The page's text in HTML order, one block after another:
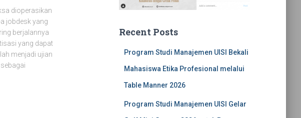
dioperasikan
jobdesk yang
berjalannya
yang dapat
menjadi ujian
Recent Posts
Program Studi Manajemen UISI Bekali
Mahasiswa Etika Profesional melalui
Table Manner 2026
Program Studi Manajemen UISI Gelar